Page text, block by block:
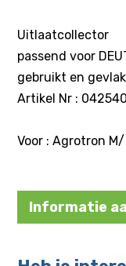
Uitlaatcollector
passend voor
gebruikt en
Artikel Nr :
Voor : Agrotron
Informatie